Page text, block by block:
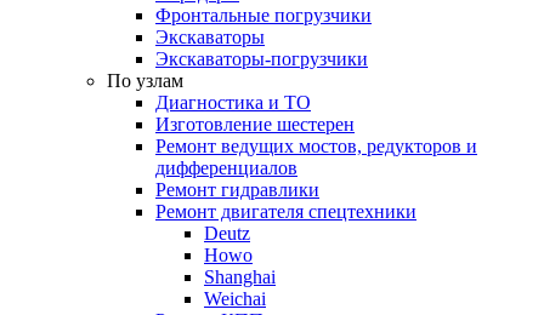
Фронтальные погрузчики
Экскаваторы
Экскаваторы-погрузчики
По узлам
Диагностика и ТО
Изготовление шестерен
Ремонт ведущих мостов, редукторов и
дифференциалов
Ремонт гидравлики
Ремонт двигателя спецтехники
Deutz
Howo
Shanghai
Weichai